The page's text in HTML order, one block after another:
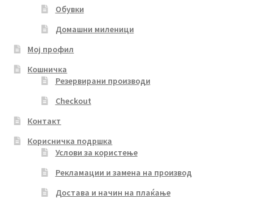
Обувки
Домашни миленици
Мој профил
Кошничка
Резервирани производи
Checkout
Контакт
Корисничка подршка
Услови за користење
Рекламации и замена на производ
Достава и начин на плаќање